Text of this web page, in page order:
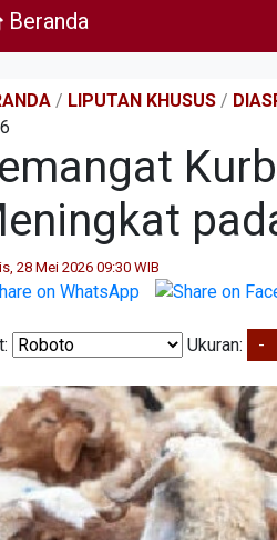
Beranda
/ LIPUTAN KHUSUS /
28 Mei 2026 09:30 WIB
Ukuran: -